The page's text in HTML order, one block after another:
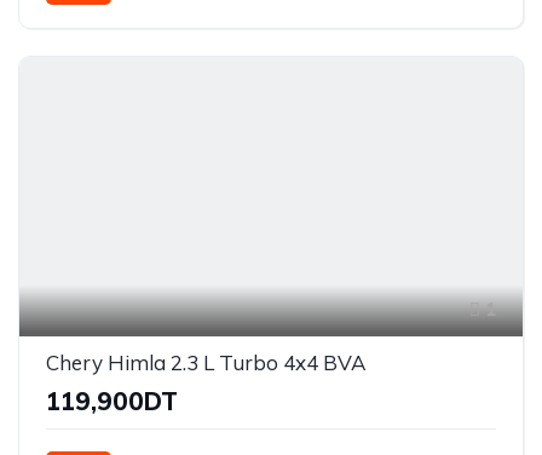
1
Chery Himla 2.3 L Turbo 4x4 BVA
119,900DT